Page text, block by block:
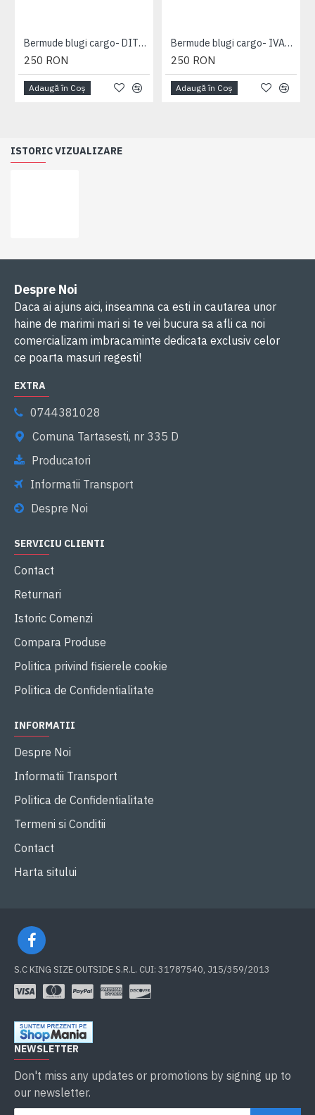
Bermude blugi cargo- DITO B - MID USED - 2XL 3XL 4XL 5XL 6XL 7XL
250 RON
Adaugă în Coş
Bermude blugi cargo- IVAN DARK USED - 2XL 3XL 4XL 5XL 6XL 7XL
250 RON
Adaugă în Coş
ISTORIC VIZUALIZARE
Despre Noi
Daca ai ajuns aici, inseamna ca esti in cautarea unor
haine de marimi mari si te vei bucura sa afli ca noi
comercializam imbracaminte dedicata exclusiv celor
ce poarta masuri regesti!
EXTRA
0744381028
Comuna Tartasesti, nr 335 D
Producatori
Informatii Transport
Despre Noi
SERVICIU CLIENTI
Contact
Returnari
Istoric Comenzi
Compara Produse
Politica privind fisierele cookie
Politica de Confidentialitate
INFORMATII
Despre Noi
Informatii Transport
Politica de Confidentialitate
Termeni si Conditii
Contact
Harta sitului
S.C KING SIZE OUTSIDE S.R.L. CUI: 31787540, J15/359/2013
NEWSLETTER
Don't miss any updates or promotions by signing up to
our newsletter.